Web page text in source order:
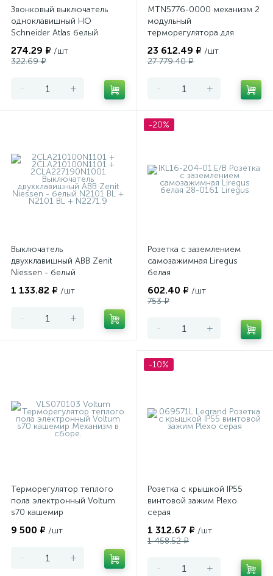
Звонковый выключатель
одноклавишный НО
Schneider Atlas белый
274.29 ₽ /шт
322.69 ₽
- +
MTN5776-0000 механизм 2
модульный
терморегулятора для
программируемый Merten
23 612.49 ₽ /шт
27 779.40 ₽
- +
Выключатель
двухклавишный ABB Zenit
Niessen - белый
1 133.82 ₽ /шт
- +
-20%
Розетка с заземлением
самозажимная Liregus
белая
602.40 ₽ /шт
753 ₽
- +
Терморегулятор теплого
пола электронный Voltum
s70 кашемир
9 500 ₽ /шт
- +
-10%
Розетка с крышкой IP55
винтовой зажим Plexo
серая
1 312.67 ₽ /шт
1 458.52 ₽
- +